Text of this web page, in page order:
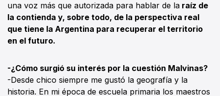
una voz más que autorizada para hablar de la raíz de
la contienda y, sobre todo, de la perspectiva real
que tiene la Argentina para recuperar el territorio
en el futuro.
-¿Cómo surgió su interés por la cuestión Malvinas?
-Desde chico siempre me gustó la geografía y la
historia. En mi época de escuela primaria los maestros